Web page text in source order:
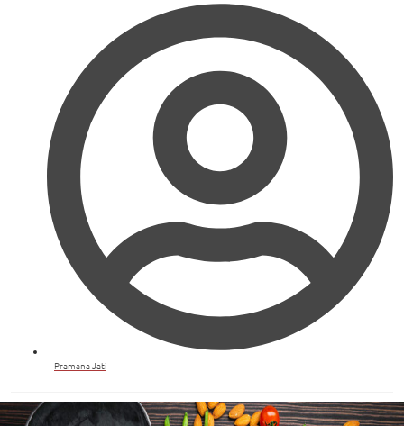
Pramana Jati